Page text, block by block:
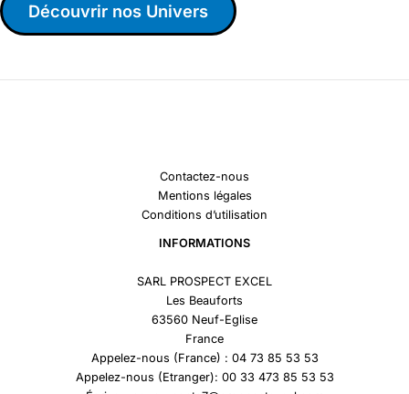
Découvrir nos Univers
Contactez-nous
Mentions légales
Conditions d’utilisation
INFORMATIONS
SARL PROSPECT EXCEL
Les Beauforts
63560 Neuf-Eglise
France
Appelez-nous (France) : 04 73 85 53 53
Appelez-nous (Etranger): 00 33 473 85 53 53